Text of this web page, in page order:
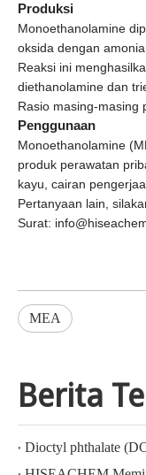
Produksi
Monoethanolamine
oksida dengan amonia
Reaksi ini
diethanolamine dan
Rasio masing-masing
Penggunaan
Monoethanolamine
produk perawatan
kayu, cairan
Pertanyaan lain,
Surat:
MEA
Berita